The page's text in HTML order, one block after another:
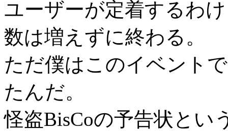
ユーザーが定着するわ
数は増えずに終わる。
ただ僕はこのイベント
たんだ。
怪盗BisCoの予告状とい